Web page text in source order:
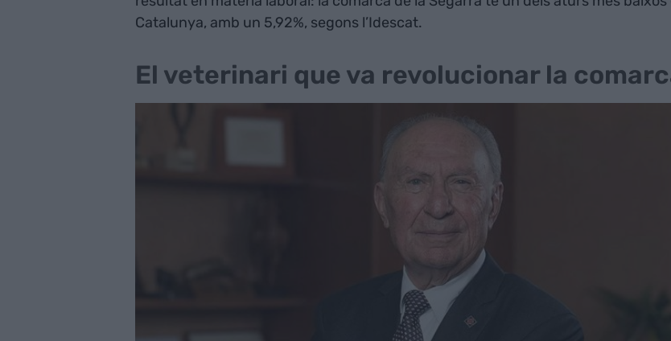
Catalunya, amb un 5,92%, segons l’Idescat.
El veterinari que va revolucionar la